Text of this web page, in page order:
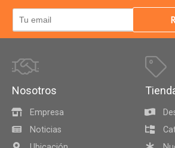
Nosotros
Empresa
Noticias